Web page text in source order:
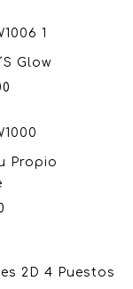
Glow
Propio